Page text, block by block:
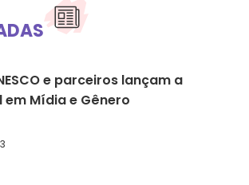
e parceiros lançam a
em Mídia e Gênero